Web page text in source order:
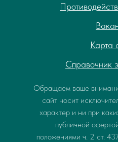
Карта
Справочник
Обращаем ваше
сайт носит
характер и ни при
публичной
положениями ч. 2 ст.